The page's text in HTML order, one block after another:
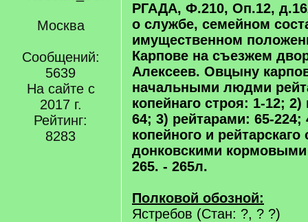
Москва
Сообщений:
5639
На сайте с
2017 г.
Рейтинг:
8283
РГАДА, Ф.210, Оп.12,
о службе, семейном
имущественном
Карпове на съезжем
Алексеев. Овцыну
начальными людми
копейнаго строя: 1-12;
64; 3) рейтарами: 65-224;
копейного и
донковскими кормовыми
265. - 265л.
Полковой обозной:
Ястребов (Стан: ?, ? ?)